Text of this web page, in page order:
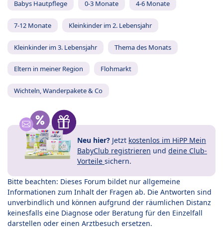
Babys Hautpflege 0-3 Monate 4-6 Monate
7-12 Monate Kleinkinder im 2. Lebensjahr
Kleinkinder im 3. Lebensjahr Thema des Monats
Eltern in meiner Region Flohmarkt
Wichteln, Wanderpakete & Co
Neu hier? Jetzt kostenlos im HiPP Mein
BabyClub registrieren und deine Club-
Vorteile sichern.
Bitte beachten: Dieses Forum bildet nur allgemeine
Informationen zum Inhalt der Fragen ab. Die Antworten sind
unverbindlich und können aufgrund der räumlichen Distanz
keinesfalls eine Diagnose oder Beratung für den Einzelfall
darstellen oder einen Arztbesuch ersetzen.